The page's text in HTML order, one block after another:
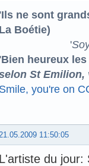
'Ils ne sont
La Boétie)
'
'Bien heureux
St Emilion,
Smile, you're on
21.05.2009 11:50:05
L'artiste du jour: